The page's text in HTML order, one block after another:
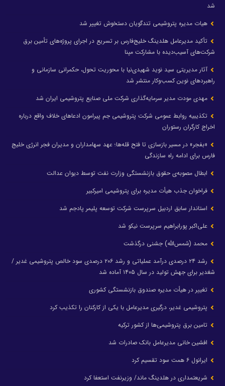
شد
هیات مدیره پتروشیمی تندگویان دستخوش تغییر شد
تأکید مدیرعامل هلدینگ خلیج‌فارس بر تسریع در اجرای پروژه‌های تأمین برق
شرکت‌های آسیب‌دیده با مشارکت مپنا
آثار مدیریتی سید نوید شهیدی‌نیا با محوریت تحول، حکمرانی سازمانی و
راهبردهای نوین کسب‌وکار منتشر شد
مهدی مودت مدیر سرمایه‌گذاری شرکت ملی صنایع پتروشیمی ایران شد
تکذیبیه روابط عمومی شرکت پتروشیمی جم پیرامون ادعاهای خلاف واقع درباره
اخراج کارگران رستوران
«بفجر» در مسیر بازسازی تا فتح قله‌ها؛ عهد سهامداران و مدیران فجر انرژی خلیج
فارس برای ادامه راه سازندگی
ابطال مصوبه‌ی حقوق بازنشستگی وزارت نفت توسط دیوان عدالت
فراخوان جذب هیأت مدیره برای پتروشیمی امیرکبیر
استاندار سابق اردبیل سرپرست شرکت توسعه پلیمر پادجم شد
علی‌اکبر پورابراهیم سرپرست نیکو شد
محمد (شمس‌الله) جشنی درگذشت
رشد ۲۴ درصدی درآمد عملیاتی و رشد ۲۰۶ درصدی سود خالص پتروشیمی غدیر /
شغدیر برای جهش تولید در سال ۱۴۰۵ آماده شد
تغییر در هیأت مدیره صندوق بازنشستگی کشوری
پتروشیمی غدیر، درگیری مدیرعامل با یکی از کارکنان را تکذیب کرد
تامین برق پتروشیمی‌ها از کشور ترکیه
افشین خانی مدیرعامل بانک صادرات شد
ایرانول ۶ همت سود تقسیم کرد
شریعتمداری در هلدینگ ماند/ وزیرنفت استعفا کرد